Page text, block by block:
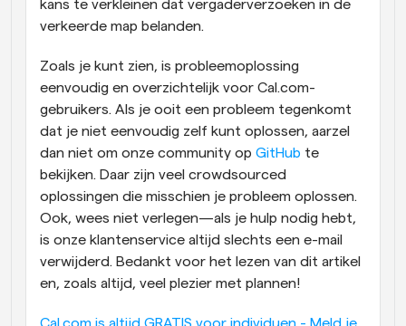
kans te verkleinen dat vergaderverzoeken in de
verkeerde map belanden.
Zoals je kunt zien, is probleemoplossing
eenvoudig en overzichtelijk voor Cal.com-
gebruikers. Als je ooit een probleem tegenkomt
dat je niet eenvoudig zelf kunt oplossen, aarzel
dan niet om onze community op GitHub te
bekijken. Daar zijn veel crowdsourced
oplossingen die misschien je probleem oplossen.
Ook, wees niet verlegen—als je hulp nodig hebt,
is onze klantenservice altijd slechts een e-mail
verwijderd. Bedankt voor het lezen van dit artikel
en, zoals altijd, veel plezier met plannen!